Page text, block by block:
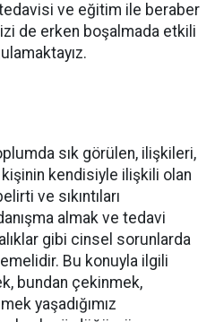
ve eğitim ile beraber
de erken boşalmada etkili
sık görülen, ilişkileri,
kendisiyle ilişkili olan
ve sıkıntıları
almak ve tedavi
gibi cinsel sorunlarda
Bu konuyla ilgili
bundan çekinmek,
yaşadığımız